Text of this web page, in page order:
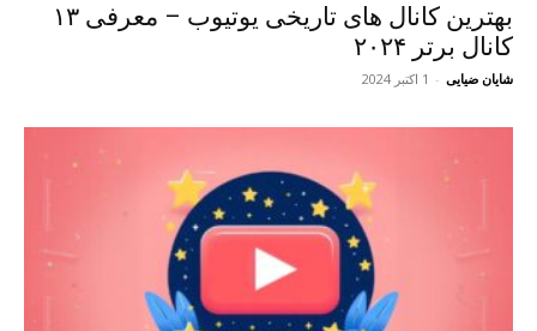
بهترین کانال های تاریخی یوتیوب – معرفی ۱۳
کانال برتر ۲۰۲۴
شایان ضیایی - 1 اکتبر 2024